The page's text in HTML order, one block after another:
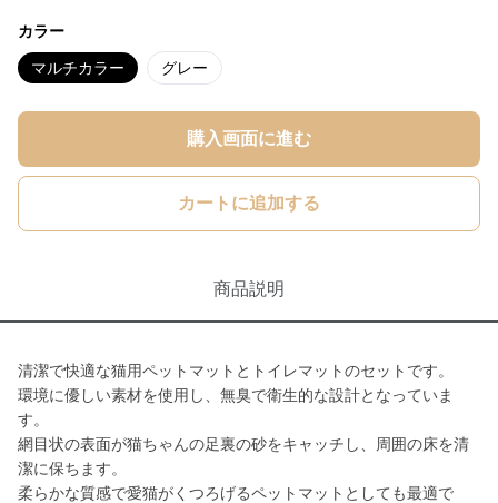
カラー
マルチカラー グレー
購入画面に進む
カートに追加する
商品説明
清潔で快適な猫用ペットマットとトイレマットのセットです。
環境に優しい素材を使用し、無臭で衛生的な設計となっていま
す。
網目状の表面が猫ちゃんの足裏の砂をキャッチし、周囲の床を清
潔に保ちます。
柔らかな質感で愛猫がくつろげるペットマットとしても最適で